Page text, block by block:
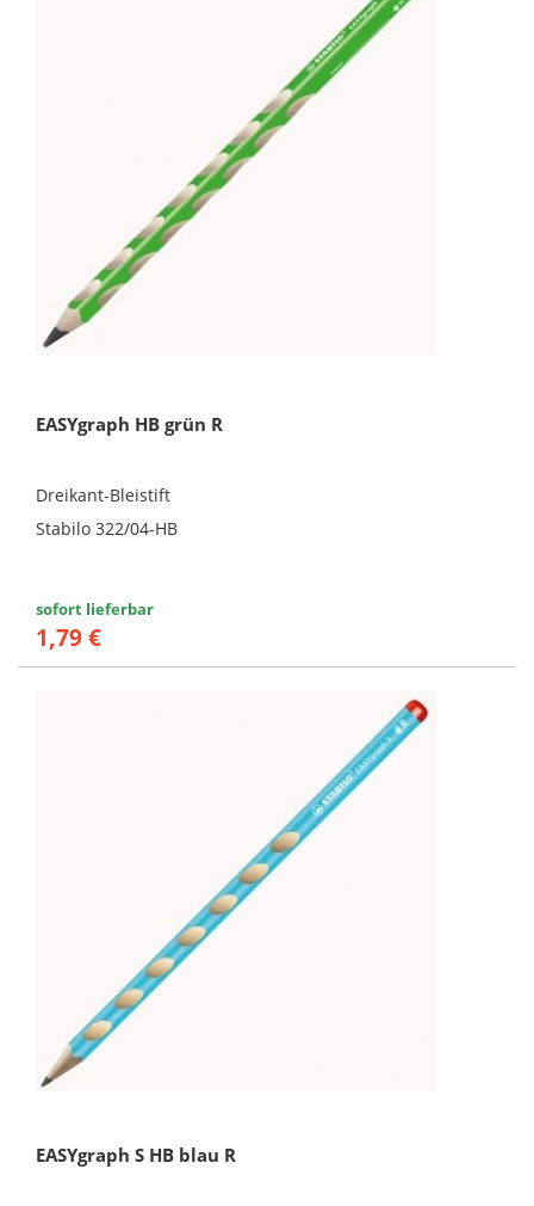
EASYgraph HB grün R
Dreikant-Bleistift
Stabilo 322/04-HB
sofort lieferbar
1,79 €
EASYgraph S HB blau R